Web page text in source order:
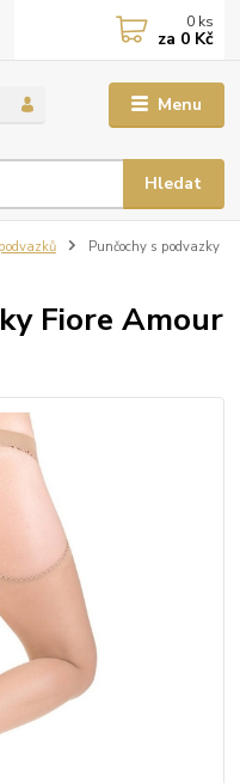
Menu
Hledat
0 ks
za 0 Kč
Punčochy s podvazky
Fiore Amour